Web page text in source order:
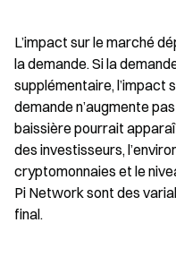
L’impact sur le marché
la demande. Si la
supplémentaire, l’impact
demande n’augmente
baissière pourrait
des investisseurs,
cryptomonnaies et le
Pi Network sont des
final.